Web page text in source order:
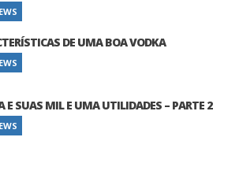
DE UMA BOA VODKA
E SUAS MIL E UMA UTILIDADES – PARTE 2